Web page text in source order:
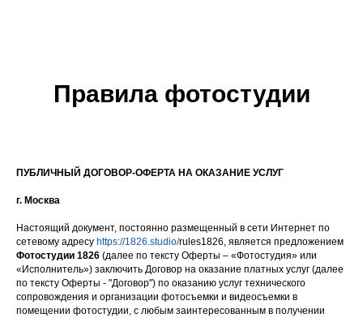
Правила фотостудии
ПУБЛИЧНЫЙ ДОГОВОР-ОФЕРТА НА ОКАЗАНИЕ УСЛУГ
г. Москва
Настоящий документ, постоянно размещенный в сети Интернет по
сетевому адресу https://1826.studio/rules1826, является предложением
Фотостудии 1826 (далее по тексту Оферты – «Фотостудия» или
«Исполнитель») заключить Договор на оказание платных услуг (далее
по тексту Оферты - "Договор") по оказанию услуг технического
сопровождения и организации фотосъемки и видеосъемки в
помещении фотостудии, с любым заинтересованным в получении